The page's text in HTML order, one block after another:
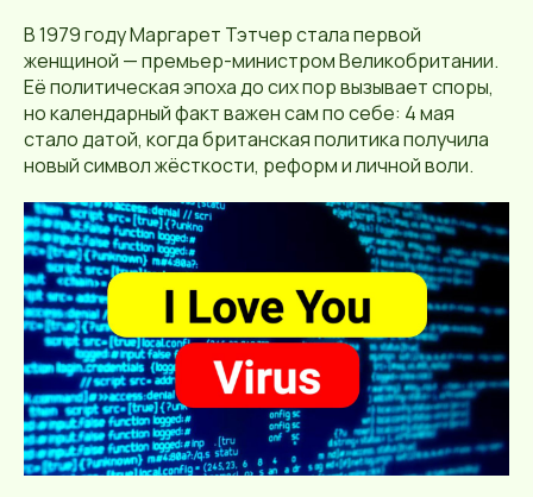
В 1979 году Маргарет Тэтчер стала первой
женщиной — премьер-министром Великобритании.
Её политическая эпоха до сих пор вызывает споры,
но календарный факт важен сам по себе: 4 мая
стало датой, когда британская политика получила
новый символ жёсткости, реформ и личной воли.